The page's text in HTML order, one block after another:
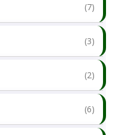
(7)
(3)
(2)
(6)